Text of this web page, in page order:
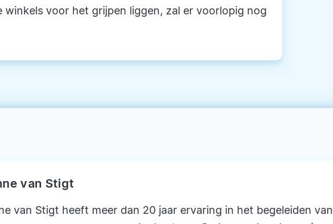
winkels voor het grijpen liggen, zal er voorlopig nog
van Stigt
van Stigt heeft meer dan 20 jaar ervaring in het begeleiden van